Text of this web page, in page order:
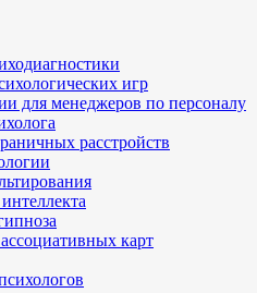
игр
для менеджеров по персоналу
расстройств
карт